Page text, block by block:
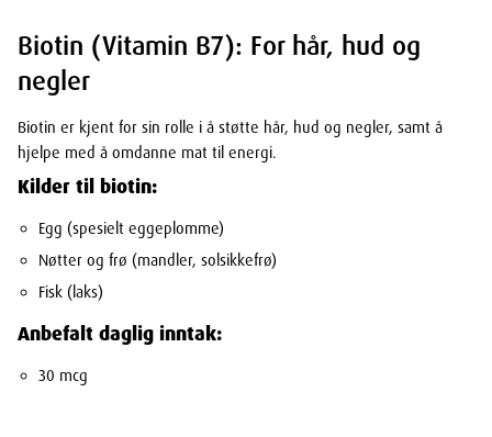
Biotin (Vitamin B7): For hår, hud og
negler
Biotin er kjent for sin rolle i å støtte hår, hud og negler, samt å
hjelpe med å omdanne mat til energi.
Kilder til biotin:
Egg (spesielt eggeplomme)
Nøtter og frø (mandler, solsikkefrø)
Fisk (laks)
Anbefalt daglig inntak:
30 mcg